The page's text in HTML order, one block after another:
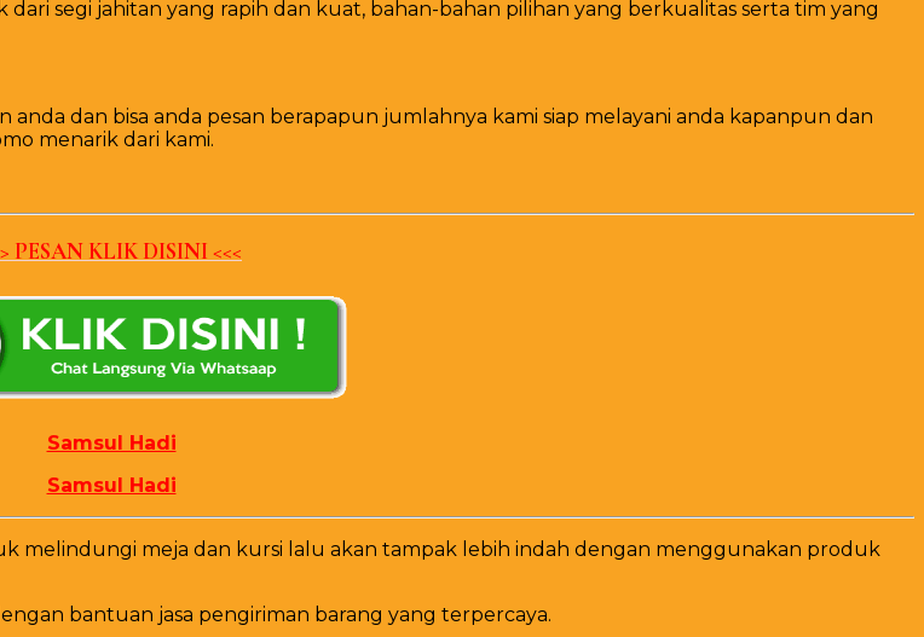
segi jahitan yang rapih dan kuat, bahan-bahan pilihan yang berkualitas serta tim yang
anda dan bisa anda pesan berapapun jumlahnya kami siap melayani anda kapanpun dan
menarik dari kami.
PESAN KLIK DISINI <<<
Samsul Hadi
Samsul Hadi
melindungi meja dan kursi lalu akan tampak lebih indah dengan menggunakan produk
bantuan jasa pengiriman barang yang terpercaya.